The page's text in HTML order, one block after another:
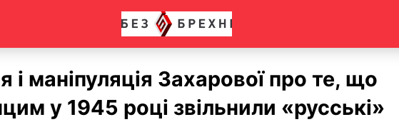
і маніпуляція Захарової про те, що
у 1945 році звільнили «русські»